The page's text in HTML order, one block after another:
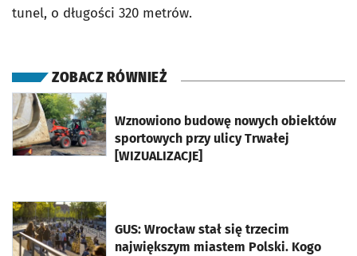
tunel, o długości 320 metrów.
ZOBACZ RÓWNIEŻ
Wznowiono budowę nowych obiektów
sportowych przy ulicy Trwałej
[WIZUALIZACJE]
otworzy się w nowej karcie
GUS: Wrocław stał się trzecim
największym miastem Polski. Kogo
otworzy się w nowej karcie